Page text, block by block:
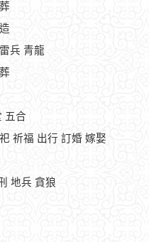
兵 青龍
五合
祈福 出行 訂婚 嫁娶
地兵 貪狼